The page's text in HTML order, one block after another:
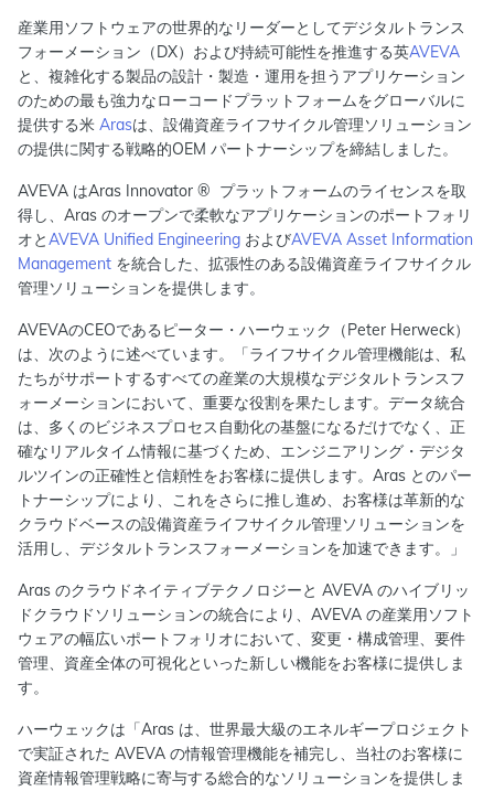
産業用ソフトウェアの世界的なリーダーとしてデジタルトランス
フォーメーション（DX）および持続可能性を推進する英AVEVA
と、複雑化する製品の設計・製造・運用を担うアプリケーション
のための最も強力なローコードプラットフォームをグローバルに
提供する米 Arasは、設備資産ライフサイクル管理ソリューション
の提供に関する戦略的OEM パートナーシップを締結しました。
AVEVA はAras Innovator ® プラットフォームのライセンスを取
得し、Aras のオープンで柔軟なアプリケーションのポートフォリ
オとAVEVA Unified Engineering およびAVEVA Asset Information
Management を統合した、拡張性のある設備資産ライフサイクル
管理ソリューションを提供します。
AVEVAのCEOであるピーター・ハーウェック（Peter Herweck）
は、次のように述べています。「ライフサイクル管理機能は、私
たちがサポートするすべての産業の大規模なデジタルトランスフ
ォーメーションにおいて、重要な役割を果たします。データ統合
は、多くのビジネスプロセス自動化の基盤になるだけでなく、正
確なリアルタイム情報に基づくため、エンジニアリング・デジタ
ルツインの正確性と信頼性をお客様に提供します。Aras とのパー
トナーシップにより、これをさらに推し進め、お客様は革新的な
クラウドベースの設備資産ライフサイクル管理ソリューションを
活用し、デジタルトランスフォーメーションを加速できます。」
Aras のクラウドネイティブテクノロジーと AVEVA のハイブリッ
ドクラウドソリューションの統合により、AVEVA の産業用ソフト
ウェアの幅広いポートフォリオにおいて、変更・構成管理、要件
管理、資産全体の可視化といった新しい機能をお客様に提供しま
す。
ハーウェックは「Aras は、世界最大級のエネルギープロジェクト
で実証された AVEVA の情報管理機能を補完し、当社のお客様に
資産情報管理戦略に寄与する総合的なソリューションを提供しま